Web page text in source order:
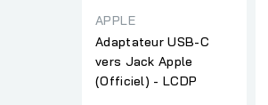
APPLE
Adaptateur USB-C
vers Jack Apple
(Officiel) - LCDP